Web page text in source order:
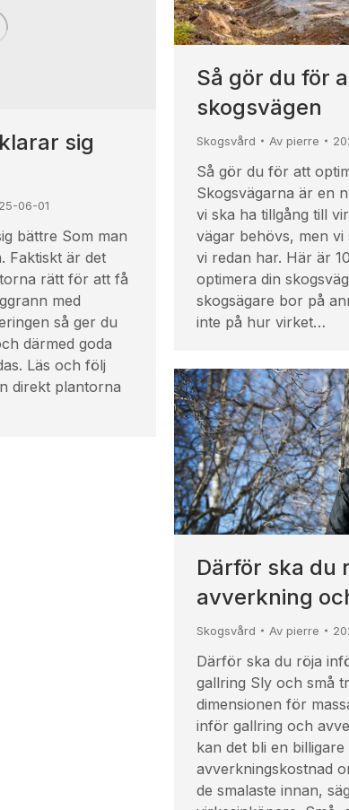
Så gör du för
skogsvägen
Skogsvård Av pierre
Så gör du för att
Skogsvägarna är en
vi ska ha tillgång till
vägar behövs, men vi
vi redan har. Här är
optimera din
skogsägare bor på
inte på hur virket…
sig
06-01
bättre Som man
Faktiskt är det
rätt för att få
med
så ger du
därmed goda
Läs och följ
direkt plantorna
Därför ska du
avverkning
Skogsvård Av pierre
Därför ska du röja
gallring Sly och små
dimensionen för
inför gallring och
kan det bli en billigare
avverkningskostnad
de smalaste innan,